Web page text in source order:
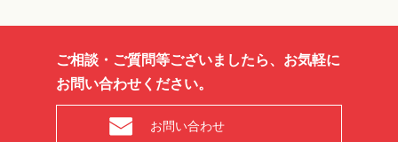
ご相談・ご質問等ございましたら、お気軽に
お問い合わせください。
お問い合わせ